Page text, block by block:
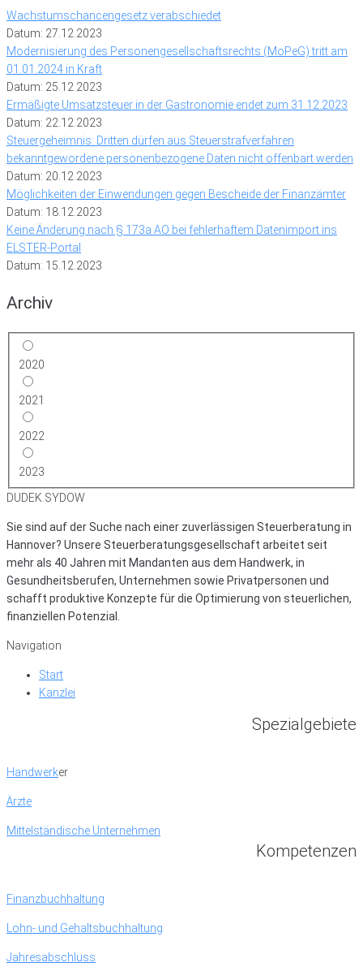
Wachstumschancengesetz verabschiedet
Datum: 27.12.2023
Modernisierung des Personengesellschaftsrechts (MoPeG) tritt am
01.01.2024 in Kraft
Datum: 25.12.2023
Ermäßigte Umsatzsteuer in der Gastronomie endet zum 31.12.2023
Datum: 22.12.2023
Steuergeheimnis: Dritten dürfen aus Steuerstrafverfahren
bekanntgewordene personenbezogene Daten nicht offenbart werden
Datum: 20.12.2023
Möglichkeiten der Einwendungen gegen Bescheide der Finanzämter
Datum: 18.12.2023
Keine Änderung nach § 173a AO bei fehlerhaftem Datenimport ins
ELSTER-Portal
Datum: 15.12.2023
Archiv
2020
2021
2022
2023
DUDEK.SYDOW
Sie sind auf der Suche nach einer zuverlässigen Steuerberatung in
Hannover? Unsere Steuerberatungsgesellschaft arbeitet seit
mehr als 40 Jahren mit Mandanten aus dem Handwerk, in
Gesundheitsberufen, Unternehmen sowie Privatpersonen und
schafft produktive Konzepte für die Optimierung von steuerlichen,
finanziellen Potenzial.
Navigation
Start
Kanzlei
Spezialgebiete
Handwerker
Ärzte
Mittelständische Unternehmen
Kompetenzen
Finanzbuchhaltung
Lohn- und Gehaltsbuchhaltung
Jahresabschluss